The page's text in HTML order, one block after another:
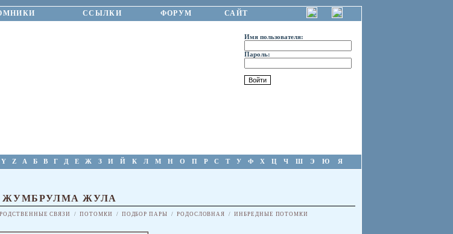
ССЫЛКИ ФОРУМ САЙТ
Имя пользователя:
Пароль:
Y Z А Б В Г Д Е Ж З И Й К Л М Н О П Р С Т У Ф Х Ц Ч Ш Э Ю Я
ЖУМБРУЛМА ЖУЛА
РОДСТВЕННЫЕ СВЯЗИ / ПОТОМКИ / ПОДБОР ПАРЫ / РОДОСЛОВНАЯ / ИНБРЕДНЫЕ ПОТОМКИ